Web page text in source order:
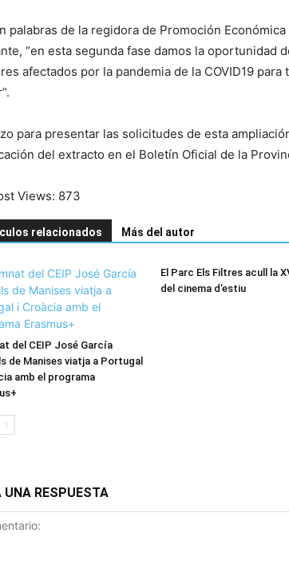
palabras de la regidora de Promoción
“en esta segunda fase damos la oportunidad
afectados por la pandemia de la COVID19
para presentar las solicitudes de esta
del extracto en el Boletín Oficial de la
Views: 873
relacionados Más del autor
del CEIP José García
de Manises viatja a Portugal
amb el programa
El Parc Els Filtres acull la
del cinema d’estiu
UNA RESPUESTA